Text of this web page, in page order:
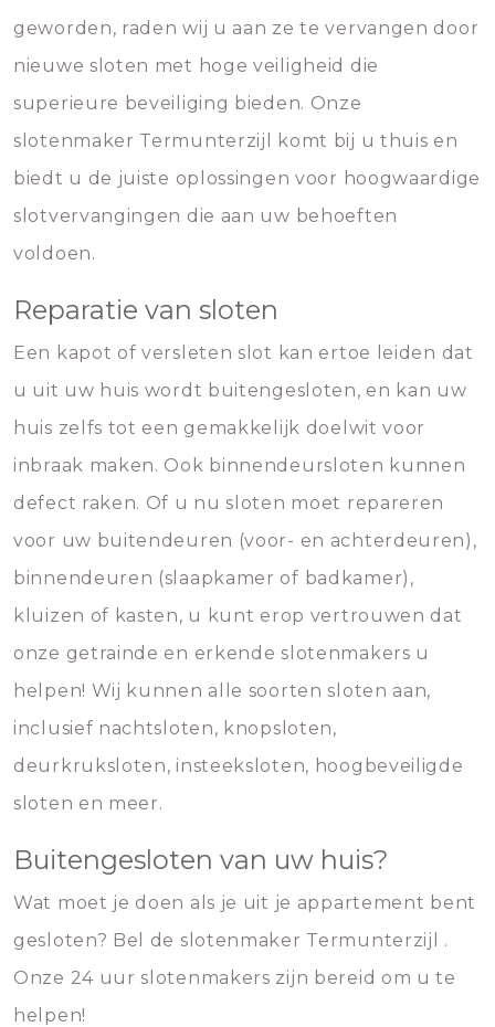
geworden, raden wij u aan ze te vervangen door
nieuwe sloten met hoge veiligheid die
superieure beveiliging bieden. Onze
slotenmaker Termunterzijl komt bij u thuis en
biedt u de juiste oplossingen voor hoogwaardige
slotvervangingen die aan uw behoeften
voldoen.
Reparatie van sloten
Een kapot of versleten slot kan ertoe leiden dat
u uit uw huis wordt buitengesloten, en kan uw
huis zelfs tot een gemakkelijk doelwit voor
inbraak maken. Ook binnendeursloten kunnen
defect raken. Of u nu sloten moet repareren
voor uw buitendeuren (voor- en achterdeuren),
binnendeuren (slaapkamer of badkamer),
kluizen of kasten, u kunt erop vertrouwen dat
onze getrainde en erkende slotenmakers u
helpen! Wij kunnen alle soorten sloten aan,
inclusief nachtsloten, knopsloten,
deurkruksloten, insteeksloten, hoogbeveiligde
sloten en meer.
Buitengesloten van uw huis?
Wat moet je doen als je uit je appartement bent
gesloten? Bel de slotenmaker Termunterzijl .
Onze 24 uur slotenmakers zijn bereid om u te
helpen!